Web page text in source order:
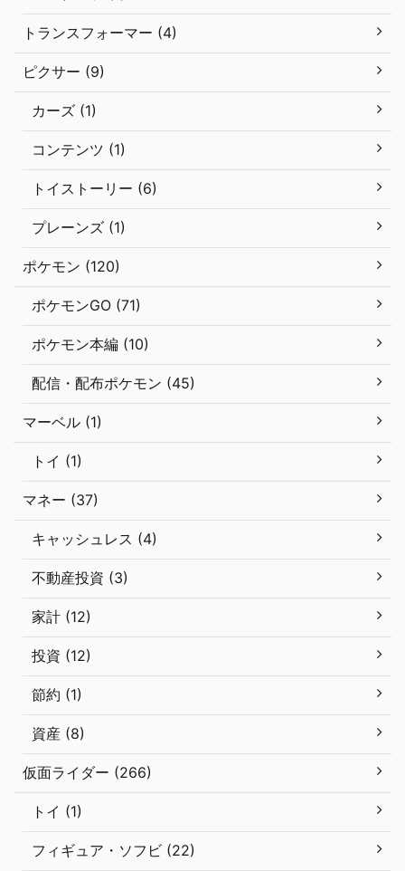
トランスフォーマー (4)
ピクサー (9)
カーズ (1)
コンテンツ (1)
トイストーリー (6)
プレーンズ (1)
ポケモン (120)
ポケモンGO (71)
ポケモン本編 (10)
配信・配布ポケモン (45)
マーベル (1)
トイ (1)
マネー (37)
キャッシュレス (4)
不動産投資 (3)
家計 (12)
投資 (12)
節約 (1)
資産 (8)
仮面ライダー (266)
トイ (1)
フィギュア・ソフビ (22)